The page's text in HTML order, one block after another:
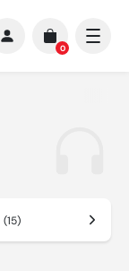
0
(15)